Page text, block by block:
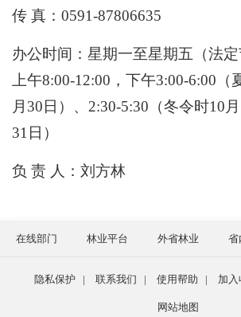
传 真：0591-87806635
办公时间：星期一至星期五（法定
上午8:00-12:00，下午3:00-6:00（
月30日）、2:30-5:30（冬令时10
31日）
负 责 人：刘方林
在线部门 林业平台 外省林业 省
隐私保护 | 联系我们 | 使用帮助 | 加入
网站地图